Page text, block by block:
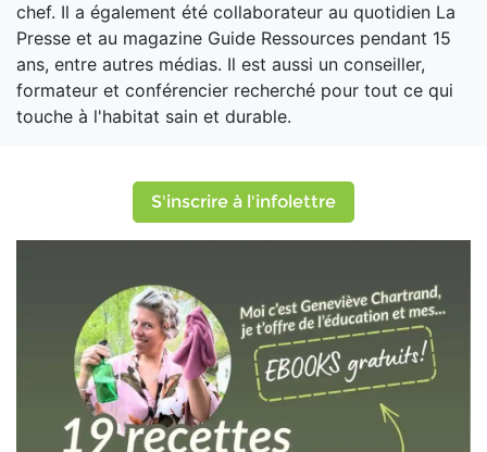
chef. Il a également été collaborateur au quotidien La
Presse et au magazine Guide Ressources pendant 15
ans, entre autres médias. Il est aussi un conseiller,
formateur et conférencier recherché pour tout ce qui
touche à l'habitat sain et durable.
S'inscrire à l'infolettre